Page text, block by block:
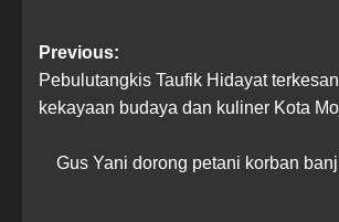
Previous:
Pebulutangkis Taufik Hidayat
kekayaan budaya dan kuliner Kota
Gus Yani dorong petani korban